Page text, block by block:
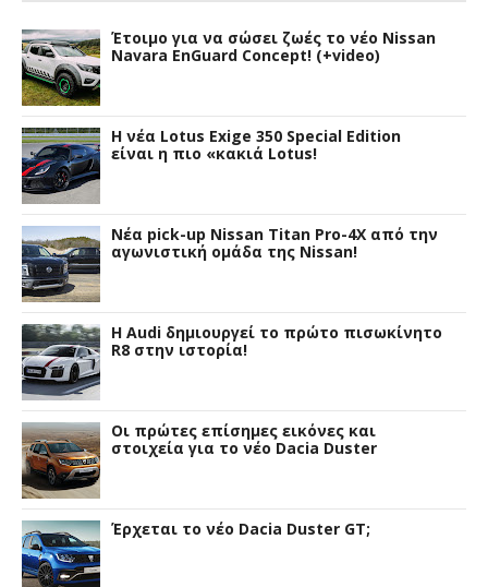
Έτοιμο για να σώσει ζωές το νέο Nissan
Navara EnGuard Concept! (+video)
H νέα Lotus Exige 350 Special Edition
είναι η πιο «κακιά Lotus!
Νέα pick-up Nissan Titan Pro-4X από την
αγωνιστική ομάδα της Nissan!
Η Audi δημιουργεί το πρώτο πισωκίνητο
R8 στην ιστορία!
Οι πρώτες επίσημες εικόνες και
στοιχεία για το νέο Dacia Duster
Έρχεται το νέο Dacia Duster GT;